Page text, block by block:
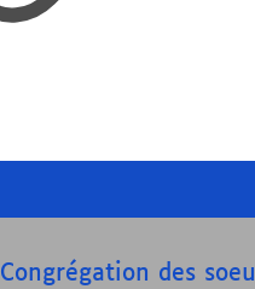
Congrégation des